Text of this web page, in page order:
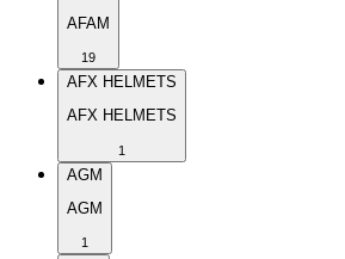
AFAM
19
AFX HELMETS
AFX HELMETS
1
AGM
AGM
1